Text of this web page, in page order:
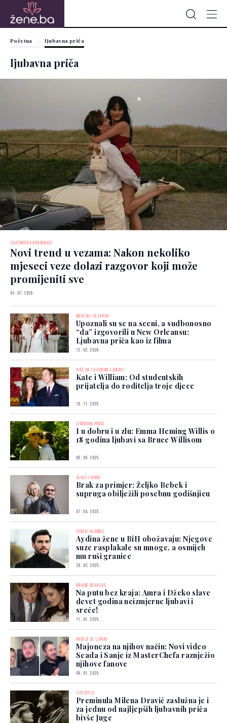
Početna ljubavna priča
ljubavna priča
ZAJEDNIČKA BUDUĆNOST
Novi trend u vezama: Nakon nekoliko
mjeseci veze dolazi razgovor koji može
promijeniti sve
01. 07. 2026.
MJUZIKL IH SPOJIO
Upoznali su se na sceni, a sudbonosno
“da” izgovorili u New Orleansu:
Ljubavna priča kao iz filma
12. 02. 2026.
VIŠE OD 15 GODINA LJUBAVI
Kate i William: Od studentskih
prijatelja do roditelja troje djece
16. 11. 2025.
LJUBAVNA PRIČA
I u dobru i u zlu: Emma Heming Willis o
18 godina ljubavi sa Bruce Willisom
05. 09. 2025.
SLAVE LJUBAV
Brak za primjer: Željko Bebek i
supruga obilježili posebnu godišnjicu
07. 04. 2025.
TURSKI GLUMAC
Aydina žene u BiH obožavaju: Njegove
suze rasplakale su mnoge, a osmijeh
mu ruši granice
20. 03. 2025.
BROJNE REAKCIJE
Na putu bez kraja: Amra i Džeko slave
devet godina neizmjerne ljubavi i
sreće!
11. 01. 2025.
RODILA SE LJUBAV
Majoneza na njihov način: Novi video
Seada i Sanje iz MasterChefa raznježio
njihove fanove
08. 01. 2025.
LIFESTYLE
Preminula Milena Dravić zaslužna je i
za jednu od najljepših ljubavnih priča
bivše Juge